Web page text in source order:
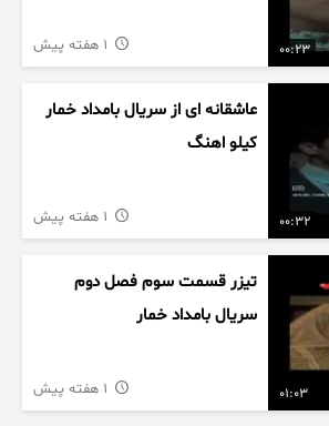
00:23
00:32
عاشقانه ای از سریال بامداد خمار
کیلو اهنگ
01:03
تیزر قسمت سوم فصل دوم
سریال بامداد خمار